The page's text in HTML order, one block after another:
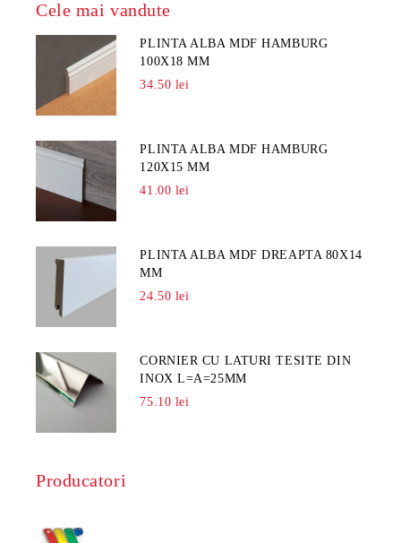
Cele mai vandute
PLINTA ALBA MDF HAMBURG
100X18 MM
34.50 lei
PLINTA ALBA MDF HAMBURG
120X15 MM
41.00 lei
PLINTA ALBA MDF DREAPTA 80X14
MM
24.50 lei
CORNIER CU LATURI TESITE DIN
INOX L=A=25MM
75.10 lei
Producatori